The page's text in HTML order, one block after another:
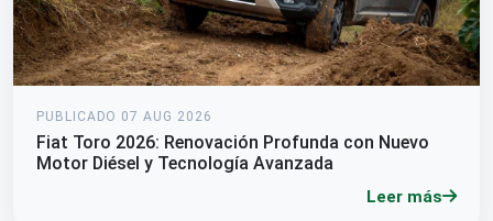
PUBLICADO 07 AUG 2026
Fiat Toro 2026: Renovación Profunda con Nuevo
Motor Diésel y Tecnología Avanzada
Leer más